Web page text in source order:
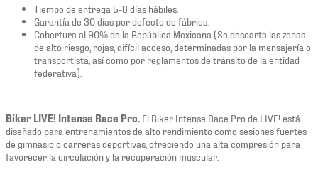
Tiempo de entrega 5-8 días hábiles.
Garantía de 30 días por defecto de fábrica.
Cobertura al 90% de la República Mexicana (Se descarta las zonas
de alto riesgo, rojas, difícil acceso, determinadas por la mensajería o
transportista, así como por reglamentos de tránsito de la entidad
federativa).
Biker LIVE! Intense Race Pro. El Biker Intense Race Pro de LIVE! está
diseñado para entrenamientos de alto rendimiento como sesiones fuertes
de gimnasio o carreras deportivas, ofreciendo una alta compresión para
favorecer la circulación y la recuperación muscular.